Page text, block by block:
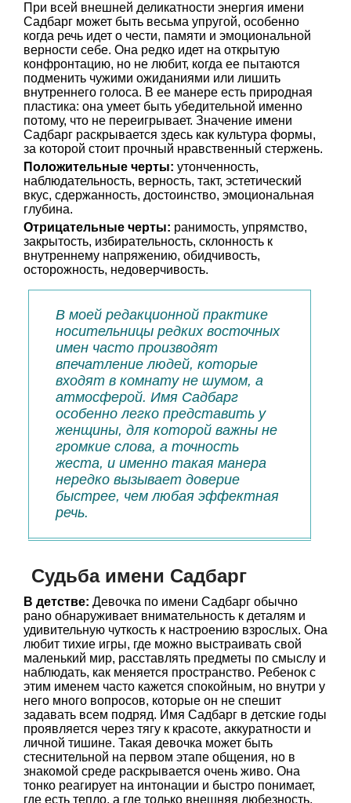
При всей внешней деликатности энергия имени
Садбарг может быть весьма упругой, особенно
когда речь идет о чести, памяти и эмоциональной
верности себе. Она редко идет на открытую
конфронтацию, но не любит, когда ее пытаются
подменить чужими ожиданиями или лишить
внутреннего голоса. В ее манере есть природная
пластика: она умеет быть убедительной именно
потому, что не переигрывает. Значение имени
Садбарг раскрывается здесь как культура формы,
за которой стоит прочный нравственный стержень.
Положительные черты: утонченность,
наблюдательность, верность, такт, эстетический
вкус, сдержанность, достоинство, эмоциональная
глубина.
Отрицательные черты: ранимость, упрямство,
закрытость, избирательность, склонность к
внутреннему напряжению, обидчивость,
осторожность, недоверчивость.
В моей редакционной практике
носительницы редких восточных
имен часто производят
впечатление людей, которые
входят в комнату не шумом, а
атмосферой. Имя Садбарг
особенно легко представить у
женщины, для которой важны не
громкие слова, а точность
жеста, и именно такая манера
нередко вызывает доверие
быстрее, чем любая эффектная
речь.
Судьба имени Садбарг
В детстве: Девочка по имени Садбарг обычно
рано обнаруживает внимательность к деталям и
удивительную чуткость к настроению взрослых. Она
любит тихие игры, где можно выстраивать свой
маленький мир, расставлять предметы по смыслу и
наблюдать, как меняется пространство. Ребенок с
этим именем часто кажется спокойным, но внутри у
него много вопросов, которые он не спешит
задавать всем подряд. Имя Садбарг в детские годы
проявляется через тягу к красоте, аккуратности и
личной тишине. Такая девочка может быть
стеснительной на первом этапе общения, но в
знакомой среде раскрывается очень живо. Она
тонко реагирует на интонации и быстро понимает,
где есть тепло, а где только внешняя любезность.